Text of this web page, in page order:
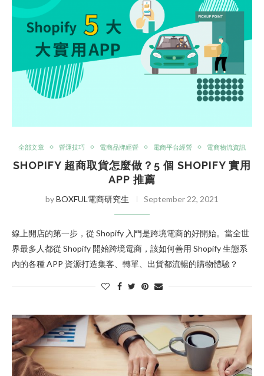
全部文章 營運技巧 電商品牌經營 電商平台經營 電商物流資訊
SHOPIFY 超商取貨怎麼做？5 個 SHOPIFY 實用
APP 推薦
byBOXFUL電商研究生 September 22, 2021
線上開店的第一步，從 Shopify 入門是跨境電商的好開始。當全世
界最多人都從 Shopify 開始跨境電商，該如何善用 Shopify 生態系
內的各種 APP 資源打造集客、轉單、出貨都流暢的購物體驗？